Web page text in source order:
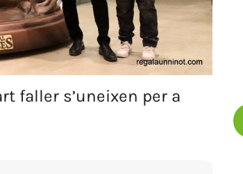
faller s’uneixen per a